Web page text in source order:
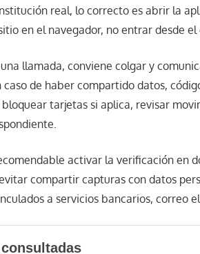
real, lo correcto es abrir la
en el navegador, no entrar desde
llamada, conviene colgar y
caso de haber compartido datos,
tarjetas si aplica, revisar
activar la verificación en
compartir capturas con datos
a servicios bancarios, correo